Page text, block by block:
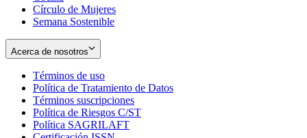
Círculo de Mujeres
Semana Sostenible
Acerca de nosotros
Términos de uso
in
new
window
Política de Tratamiento de Datos
Términos suscripciones
in
Política de Riesgos C/ST
Política SAGRILAFT